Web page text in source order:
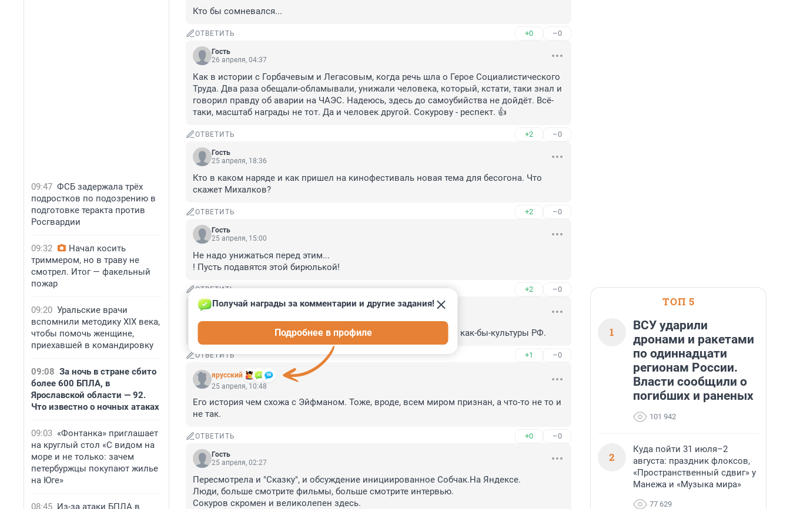
09:47 ФСБ задержала трёх
подростков по подозрению в
подготовке теракта против
Росгвардии
09:32
Начал косить
триммером, но в траву не
смотрел. Итог — факельный
пожар
09:20 Уральские врачи
вспомнили методику XIX века,
чтобы помочь женщине,
приехавшей в командировку
09:08 За ночь в стране сбито
более 600 БПЛА, в
Ярославской области — 92.
Что известно о ночных атаках
09:03 «Фонтанка» приглашает
на круглый стол «С видом на
море и не только: зачем
петербуржцы покупают жилье
на Юге»
08:45 Из-за атаки БПЛА в
Кто бы сомневался...
ОТВЕТИТЬ +0 –0
Гость
26 апреля, 04:37
Как в истории с Горбачевым и Легасовым, когда речь шла о Герое Социалистического
Труда. Два раза обещали-обламывали, унижали человека, который, кстати, таки знал и
говорил правду об аварии на ЧАЭС. Надеюсь, здесь до самоубийства не дойдёт. Всё-
таки, масштаб награды не тот. Да и человек другой. Сокурову - респект. 👍
ОТВЕТИТЬ +2 –0
Гость
25 апреля, 18:36
Кто в каком наряде и как пришел на кинофестиваль новая тема для бесогона. Что
скажет Михалков?
ОТВЕТИТЬ +2 –0
Гость
25 апреля, 15:00
Не надо унижаться перед этим...
! Пусть подавятся этой бирюлькой!
ОТВЕТИТЬ +2 –0
Гость
История с отменой - лишь подтверждение текущего состояния как-бы-культуры РФ.
ОТВЕТИТЬ +1 –0
ярусский
Получай награды за комментарии и другие задания!
Подробнее в профиле
25 апреля, 10:48
Его история чем схожа с Эйфманом. Тоже, вроде, всем миром признан, а что-то не то и
не так.
ОТВЕТИТЬ +0 –0
Гость
25 апреля, 02:27
Пересмотрела и "Сказку", и обсуждение инициированное Собчак.На Яндексе.
Люди, больше смотрите фильмы, больше смотрите интервью.
Сокуров скромен и великолепен здесь.
ТОП 5
1
ВСУ ударили
дронами и ракетами
по одиннадцати
регионам России.
Власти сообщили о
погибших и раненых
101 942
2
Куда пойти 31 июля–2
августа: праздник флоксов,
«Пространственный сдвиг» у
Манежа и «Музыка мира»
77 629